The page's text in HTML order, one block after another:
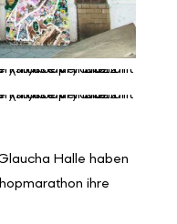
Halle haben
ihre